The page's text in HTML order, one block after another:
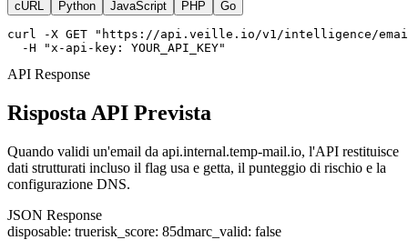
cURL Python JavaScript PHP Go
curl -X GET "https://api.veille.io/v1/intelligence/
  -H "x-api-key: YOUR_API_KEY"
API Response
Risposta API Prevista
Quando validi un'email da api.internal.temp-mail.io, l'API restituisce
dati strutturati incluso il flag usa e getta, il punteggio di rischio e la
configurazione DNS.
JSON Response
disposable: truerisk_score: 85dmarc_valid: false